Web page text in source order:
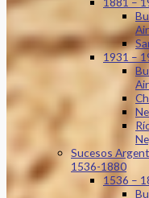
1931 –
Sucesos
1536-1880
1536 –